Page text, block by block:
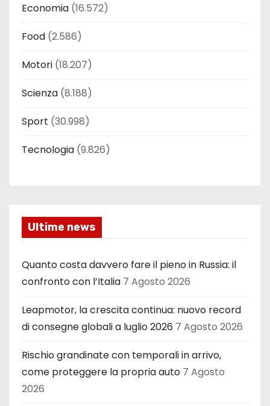
Economia (16.572)
Food (2.586)
Motori (18.207)
Scienza (8.188)
Sport (30.998)
Tecnologia (9.826)
Ultime news
Quanto costa davvero fare il pieno in Russia: il
confronto con l’Italia 7 Agosto 2026
Leapmotor, la crescita continua: nuovo record
di consegne globali a luglio 2026 7 Agosto 2026
Rischio grandinate con temporali in arrivo,
come proteggere la propria auto 7 Agosto
2026